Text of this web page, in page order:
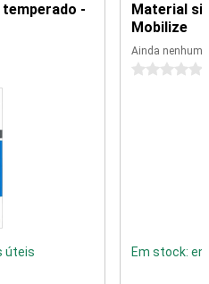
-
úteis
Material
Mobilize
Ainda
0 estrelas
Em stock: